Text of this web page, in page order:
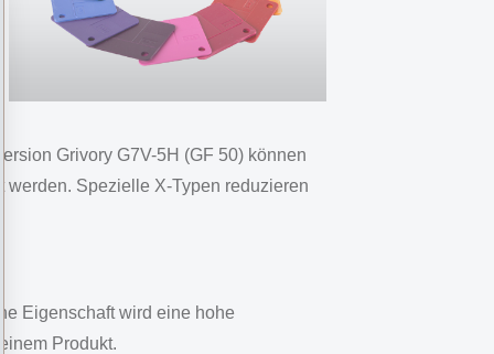
Grivory G7V-5H (GF 50) können
werden. Spezielle X-Typen reduzieren
Eigenschaft wird eine hohe
Produkt.